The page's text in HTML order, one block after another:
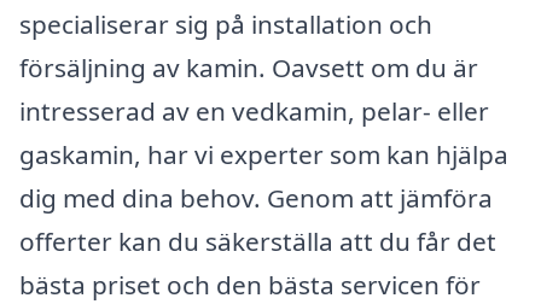
specialiserar sig på installation och
försäljning av kamin. Oavsett om du är
intresserad av en vedkamin, pelar- eller
gaskamin, har vi experter som kan hjälpa
dig med dina behov. Genom att jämföra
offerter kan du säkerställa att du får det
bästa priset och den bästa servicen för